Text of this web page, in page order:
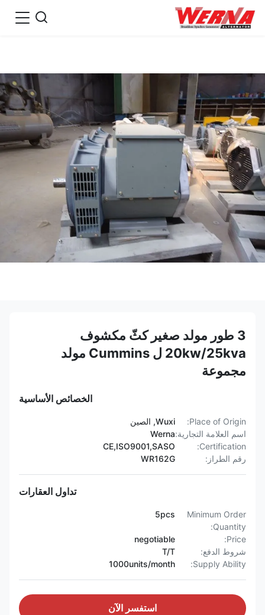
3 طور مولد صغير كثّ مكشوف
20kw/25kva ل Cummins مولد
مجموعة
الخصائص الأساسية
Place of Origin:
Wuxi, الصين
اسم العلامة التجارية:Werna
Certification:
CE,ISO9001,SASO
رقم الطراز:
WR162G
تداول العقارات
Minimum Order
Quantity:
5pcs
Price:
negotiable
شروط الدفع:
T/T
Supply Ability:
1000units/month
استفسر الآن